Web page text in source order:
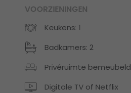
VOORZIENINGEN
Keukens: 1
Badkamers: 2
Privéruimte bemeubeld
Digitale TV of Netflix